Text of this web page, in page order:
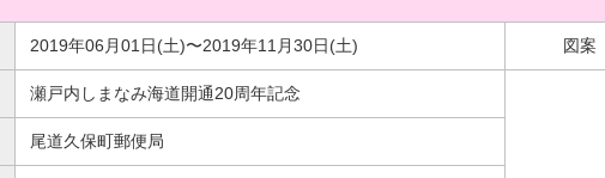
2019年06月01日(土)〜2019年11月30日(土) 図案
瀬戸内しまなみ海道開通20周年記念
尾道久保町郵便局